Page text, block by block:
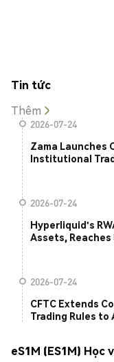
Tin tức
Thêm
2026-07-24
Zama Launches
Institutional
2026-07-24
Hyperliquid's
Assets, Reaches
2026-07-24
CFTC Extends
Trading Rules to
eS1M (ES1M) Học